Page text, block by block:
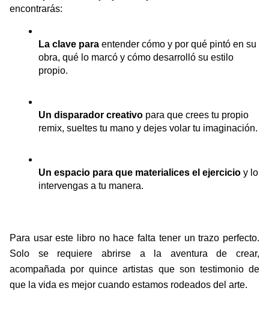
encontrarás:
La clave para entender cómo y por qué pintó en su
obra, qué lo marcó y cómo desarrolló su estilo
propio.
Un disparador creativo para que crees tu propio
remix, sueltes tu mano y dejes volar tu imaginación.
Un espacio para que materialices el ejercicio y lo
intervengas a tu manera.
Para usar este libro no hace falta tener un trazo perfecto.
Solo se requiere abrirse a la aventura de crear,
acompañada por quince artistas que son testimonio de
que la vida es mejor cuando estamos rodeados del arte.